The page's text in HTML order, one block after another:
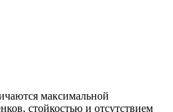
максимальной
стойкостью и отсутствием